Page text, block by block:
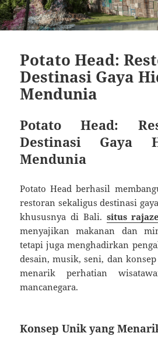
Potato Head:
Destinasi Gaya
Mendunia
Potato Head:
Destinasi Gaya
Mendunia
Potato Head berhasil
restoran sekaligus destinasi
khususnya di Bali. situs
menyajikan makanan dan
tetapi juga menghadirkan
desain, musik, seni, dan
menarik perhatian
mancanegara.
Konsep Unik yang